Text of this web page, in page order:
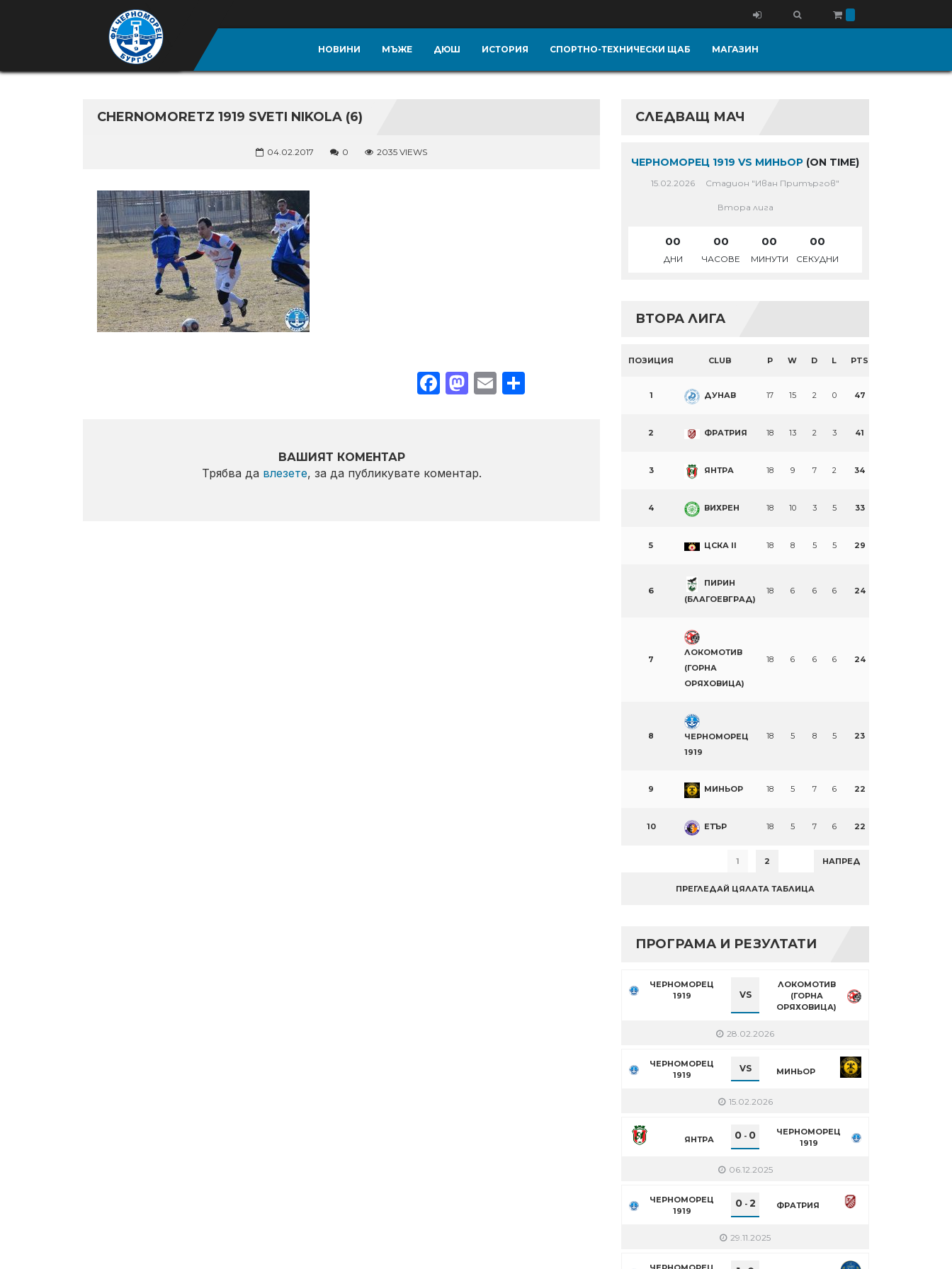
НОВИНИ МЪЖЕ ДЮШ ИСТОРИЯ СПОРТНО-ТЕХНИЧЕСКИ ЩАБ МАГАЗИН
CHERNOMORETZ 1919 SVETI NIKOLA (6)
04.02.2017 0 2035 VIEWS
Facebook
Mastodon
EmailShare
ВАШИЯТ КОМЕНТАР
Трябва да влезете, за да публикувате коментар.
СЛЕДВАЩ МАЧ
ЧЕРНОМОРЕЦ 1919 VS МИНЬОР (ON TIME)
15.02.2026 Стадион "Иван Притъргов"
Втора лига
00
ДНИ
00
ЧАСОВЕ
00
МИНУТИ
00
СЕКУДНИ
ВТОРА ЛИГА
ПОЗИЦИЯ CLUB P W D L PTS
1 ДУНАВ 17 15 2 0 47
2 ФРАТРИЯ 18 13 2 3 41
3 ЯНТРА 18 9 7 2 34
4 ВИХРЕН 18 10 3 5 33
5 ЦСКА II 18 8 5 5 29
6
ПИРИН
(БЛАГОЕВГРАД)
18 6 6 6 24
7
ЛОКОМОТИВ
(ГОРНА
ОРЯХОВИЦА)
18 6 6 6 24
8
ЧЕРНОМОРЕЦ
1919
18 5 8 5 23
9 МИНЬОР 18 5 7 6 22
10 ЕТЪР 18 5 7 6 22
1 2 НАПРЕД
ПРЕГЛЕДАЙ ЦЯЛАТА ТАБЛИЦА
ПРОГРАМА И РЕЗУЛТАТИ
ЧЕРНОМОРЕЦ
1919
VS
ЛОКОМОТИВ
(ГОРНА
ОРЯХОВИЦА)
28.02.2026
ЧЕРНОМОРЕЦ
1919
VS МИНЬОР
15.02.2026
ЯНТРА 0 - 0
ЧЕРНОМОРЕЦ
1919
06.12.2025
ЧЕРНОМОРЕЦ
1919
0- 2 ФРАТРИЯ
29.11.2025